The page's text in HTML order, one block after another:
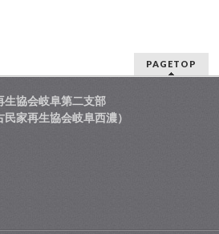
PAGETOP
生協会岐阜第二支部
民家再生協会岐阜西濃）